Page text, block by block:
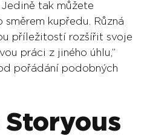
tak můžete
kupředu. Různá
příležitostí rozšířit svoje
práci z jiného úhlu,”
pořádání podobných
Storyous